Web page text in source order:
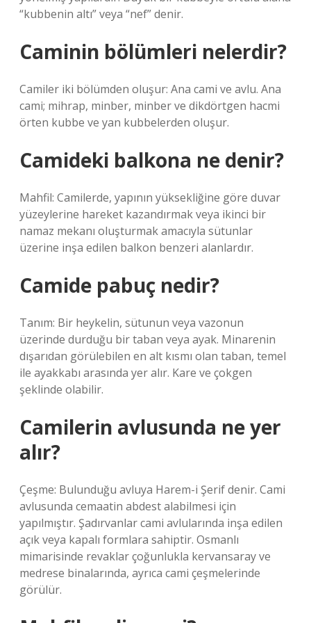
“kubbenin altı” veya “nef” denir.
Caminin bölümleri nelerdir?
Camiler iki bölümden oluşur: Ana cami ve avlu. Ana
cami; mihrap, minber, minber ve dikdörtgen hacmi
örten kubbe ve yan kubbelerden oluşur.
Camideki balkona ne denir?
Mahfil: Camilerde, yapının yüksekliğine göre duvar
yüzeylerine hareket kazandırmak veya ikinci bir
namaz mekanı oluşturmak amacıyla sütunlar
üzerine inşa edilen balkon benzeri alanlardır.
Camide pabuç nedir?
Tanım: Bir heykelin, sütunun veya vazonun
üzerinde durduğu bir taban veya ayak. Minarenin
dışarıdan görülebilen en alt kısmı olan taban, temel
ile ayakkabı arasında yer alır. Kare ve çokgen
şeklinde olabilir.
Camilerin avlusunda ne yer
alır?
Çeşme: Bulunduğu avluya Harem-i Şerif denir. Cami
avlusunda cemaatin abdest alabilmesi için
yapılmıştır. Şadırvanlar cami avlularında inşa edilen
açık veya kapalı formlara sahiptir. Osmanlı
mimarisinde revaklar çoğunlukla kervansaray ve
medrese binalarında, ayrıca cami çeşmelerinde
görülür.